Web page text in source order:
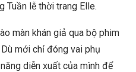
Tuần lễ thời trang Elle.
màn khán giả qua bộ phim
mới chỉ đóng vai phụ
diễn xuất của mình để